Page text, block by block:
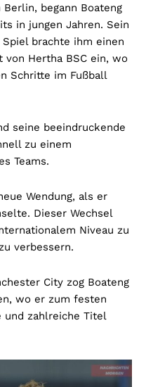
begann Boateng
in jungen Jahren. Sein
brachte ihm einen
von Hertha BSC ein, wo
Schritte im Fußball
seine beeindruckende
zu einem
Teams.
Wendung, als er
Dieser Wechsel
Niveau zu
verbessern.
City zog Boateng
wo er zum festen
zahlreiche Titel